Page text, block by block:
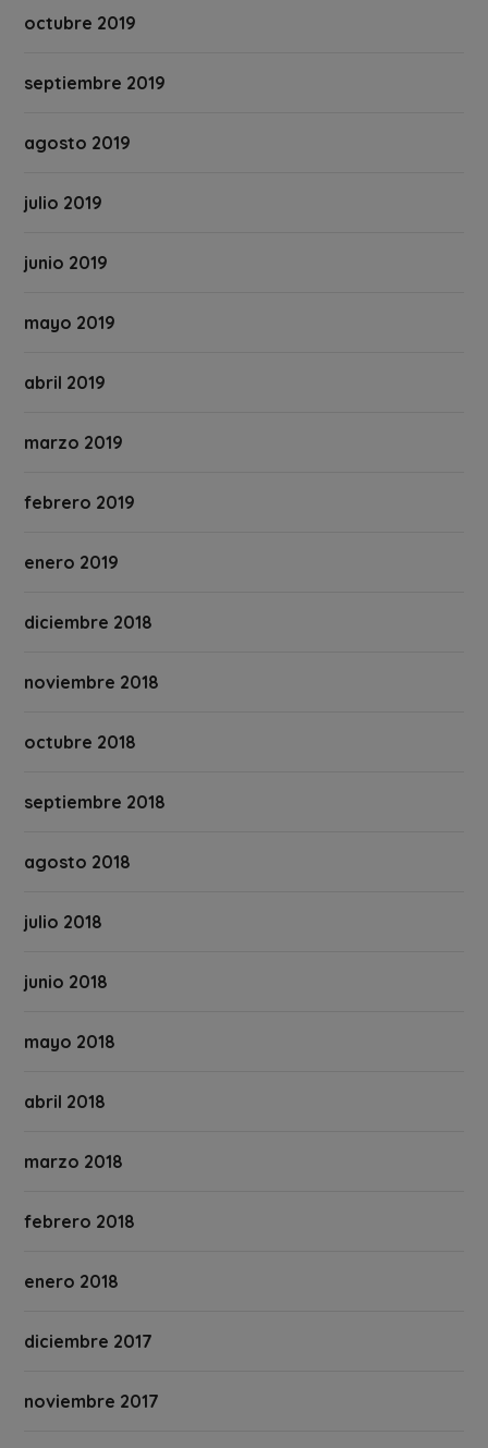
octubre 2019
septiembre 2019
agosto 2019
julio 2019
junio 2019
mayo 2019
abril 2019
marzo 2019
febrero 2019
enero 2019
diciembre 2018
noviembre 2018
octubre 2018
septiembre 2018
agosto 2018
julio 2018
junio 2018
mayo 2018
abril 2018
marzo 2018
febrero 2018
enero 2018
diciembre 2017
noviembre 2017